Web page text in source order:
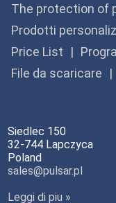
The protection of
Prodotti
Price List
File da scaricare
Siedlec 150
32-744 Lapczyca
Poland
sales@pulsar.pl
Leggi di piu »